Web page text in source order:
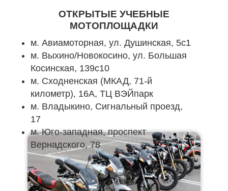
ОТКРЫТЫЕ УЧЕБНЫЕ
МОТОПЛОЩАДКИ
м. Авиамоторная, ул. Душинская, 5с1
м. Выхино/Новокосино, ул. Большая
Косинская, 139c10
⁠м. Сходненская (МКАД, 71-й
километр), 16А, ТЦ ВЭЙпарк
м. Владыкино, Сигнальный проезд,
17
м. Юго-западная, проспект
Вернадского, 78